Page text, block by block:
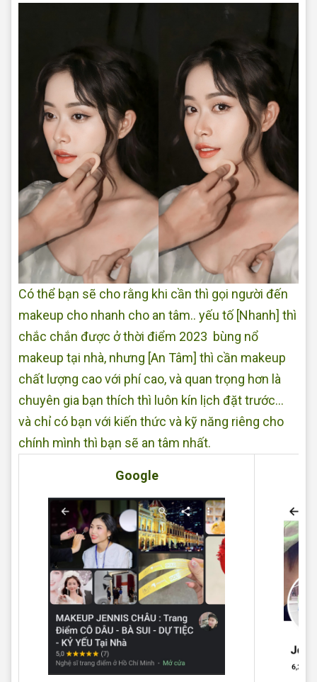
Có thể bạn sẽ cho rằng khi cần thì gọi người đến
makeup cho nhanh cho an tâm.. yếu tố [Nhanh] thì
chắc chắn được ở thời điểm 2023 bùng nổ
makeup tại nhà, nhưng [An Tâm] thì cần makeup
chất lượng cao với phí cao, và quan trọng hơn là
chuyên gia bạn thích thì luôn kín lịch đặt trước...
và chỉ có bạn với kiến thức và kỹ năng riêng cho
chính mình thì bạn sẽ an tâm nhất.
Google